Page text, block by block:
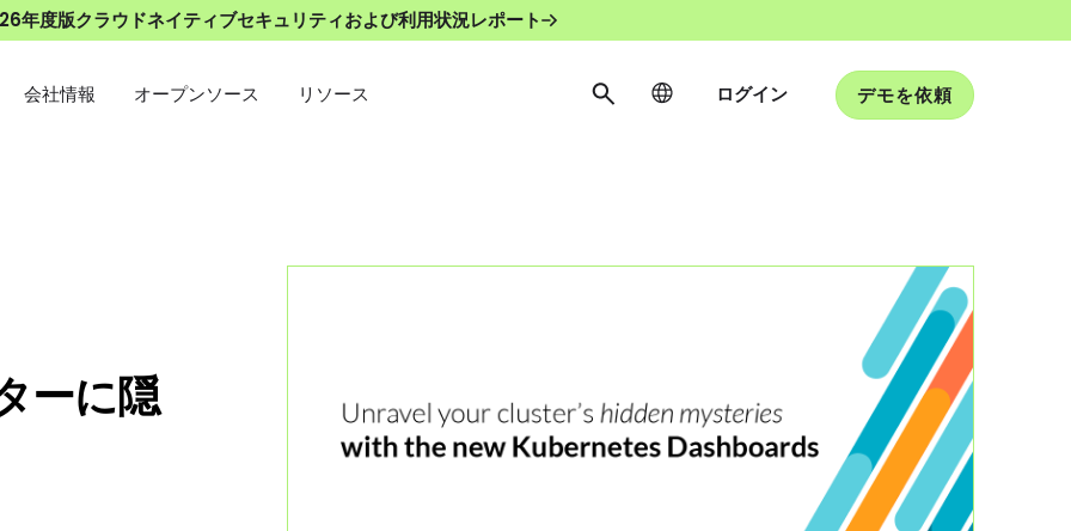
年度版クラウドネイティブセキュリティおよび利用状況レポート
会社情報 オープンソース リソース ログイン デモを依頼
ーに隠